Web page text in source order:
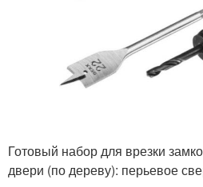
Готовый набор для врезки
двери (по дереву): перьевое